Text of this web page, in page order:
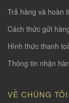
Trả hàng và hoàn
Cách thức gửi
Hình thức thanh
Thông tin nhận
VỀ CHÚNG TÔI